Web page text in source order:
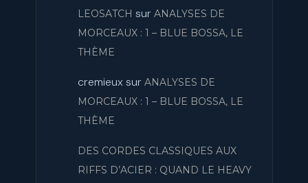
LEOSATCH sur ANALYSES DE
MORCEAUX : 1 – BLUE BOSSA, LE
THÈME
cremieux sur ANALYSES DE
MORCEAUX : 1 – BLUE BOSSA, LE
THÈME
DES CORDES CLASSIQUES AUX
RIFFS D’ACIER : QUAND LE HEAVY